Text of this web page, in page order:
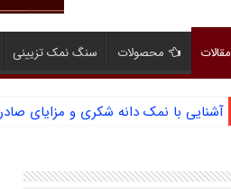
مقالات محصولات سنگ نمک تزیینی
آشنایی با نمک دانه شکری و مزایای